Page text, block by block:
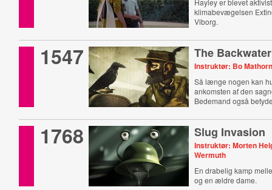
Hayley er blevet
klimabevægelsen
Viborg.
1547 The
Instruktør: Bo
Så længe nogen kan
ankomsten af den
Bedemand også
1768 Slug Invasion
Instruktør: Morten
Wermuth
En drabelig kamp
og en ældre dame.